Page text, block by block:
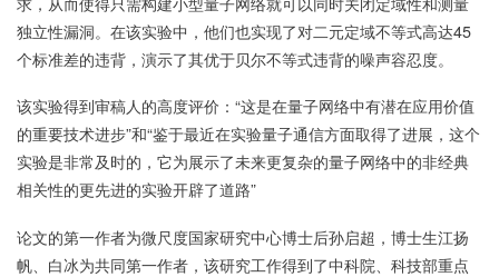
独立性漏洞。在该实验中，他们也实现了对二元定域不等式高达45
个标准差的违背，演示了其优于贝尔不等式违背的噪声容忍度。
该实验得到审稿人的高度评价：“这是在量子网络中有潜在应用价值
的重要技术进步”和“鉴于最近在实验量子通信方面取得了进展，这个
实验是非常及时的，它为展示了未来更复杂的量子网络中的非经典
相关性的更先进的实验开辟了道路”
论文的第一作者为微尺度国家研究中心博士后孙启超，博士生江扬
帆、白冰为共同第一作者，该研究工作得到了中科院、科技部重点